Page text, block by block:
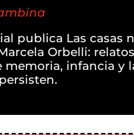
publica Las casas
Orbelli: relatos
memoria, infancia y